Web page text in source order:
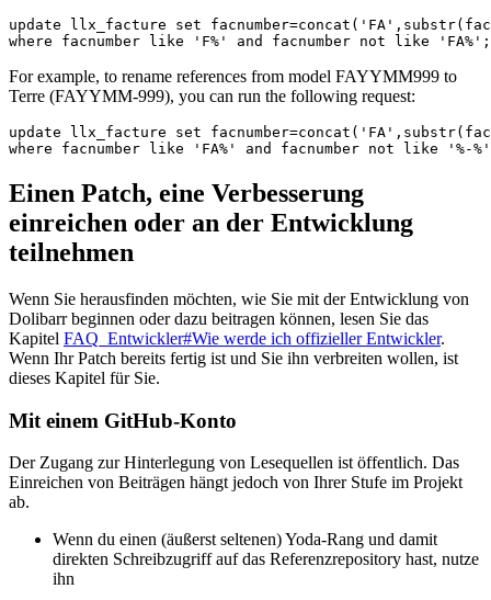
update llx_facture set facnumber=concat ( 'FA' , substr(
where
facnumber like 'F%' and facnumber not like 'FA%' ;
For example, to rename references from model FAYYMM999 to
Terre (FAYYMM-999), you can run the following request:
update llx_facture set facnumber=concat ( 'FA' , substr(
where
facnumber like 'FA%' and facnumber not like '%-%'
Einen Patch, eine Verbesserung
einreichen oder an der Entwicklung
teilnehmen
Wenn Sie herausfinden möchten, wie Sie mit der Entwicklung von
Dolibarr beginnen oder dazu beitragen können, lesen Sie das
Kapitel FAQ_Entwickler#Wie werde ich offizieller Entwickler.
Wenn Ihr Patch bereits fertig ist und Sie ihn verbreiten wollen, ist
dieses Kapitel für Sie.
Mit einem GitHub-Konto
Der Zugang zur Hinterlegung von Lesequellen ist öffentlich. Das
Einreichen von Beiträgen hängt jedoch von Ihrer Stufe im Projekt
ab.
Wenn du einen (äußerst seltenen) Yoda-Rang und damit
direkten Schreibzugriff auf das Referenzrepository hast, nutze
ihn